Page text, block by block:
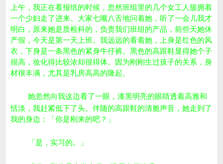
上午，我正在看报纸的时候，忽然班组里的几个女工人簇拥着
一个少妇走了进来。大家七嘴八舌地问着她，听了一会儿我才
明白，原来她是质检科的，负责我们班组的产品，前些天她休
产假，今天是第一天上班。我远远的看着她，上身是红色的风
衣，下身是一条黑色的紧身牛仔裤。黑色的高跟鞋显得她个子
很高，妆化得比较浓却很得体。因为刚刚生过孩子的关系，身
材很丰满，尤其是乳房高高的隆起。
她忽然向我这边看了一眼，漆黑明亮的眼睛透着高雅和
恬淡，我赶紧低下了头。伴随的高跟鞋的清脆声音，她走到了
我的身边：「你是刚来的吧？」
「是，实习的。」